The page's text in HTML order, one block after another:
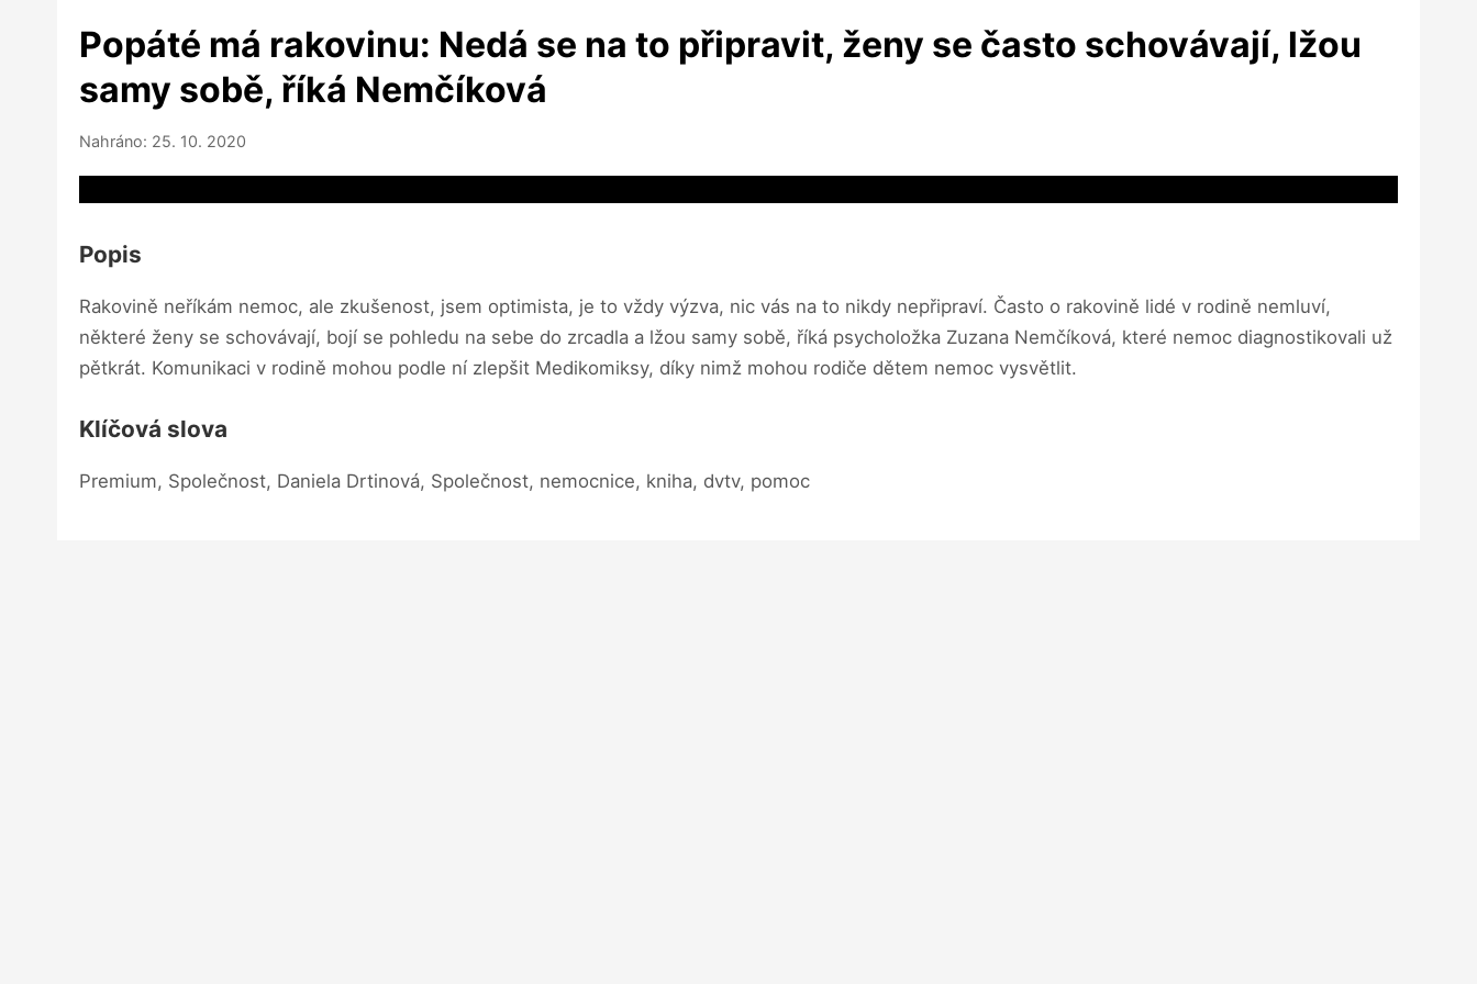
Popáté má rakovinu: Nedá se na to připravit, ženy se často schovávají, lžou
samy sobě, říká Nemčíková
Nahráno: 25. 10. 2020
Popis
Rakovině neříkám nemoc, ale zkušenost, jsem optimista, je to vždy výzva, nic vás na to nikdy nepřipraví. Často o rakovině lidé v rodině nemluví,
některé ženy se schovávají, bojí se pohledu na sebe do zrcadla a lžou samy sobě, říká psycholožka Zuzana Nemčíková, které nemoc diagnostikovali už
pětkrát. Komunikaci v rodině mohou podle ní zlepšit Medikomiksy, díky nimž mohou rodiče dětem nemoc vysvětlit.
Klíčová slova
Premium, Společnost, Daniela Drtinová, Společnost, nemocnice, kniha, dvtv, pomoc